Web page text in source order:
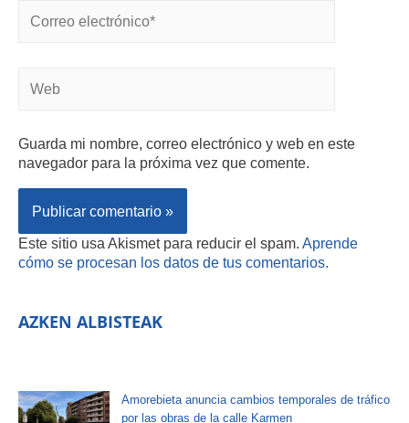
Guarda mi nombre, correo electrónico y web en este
navegador para la próxima vez que comente.
Este sitio usa Akismet para reducir el spam. Aprende
cómo se procesan los datos de tus comentarios.
AZKEN ALBISTEAK
Amorebieta anuncia cambios temporales de tráfico
por las obras de la calle Karmen